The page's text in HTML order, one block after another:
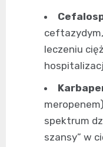
leczeniu
spektrum
szansy” w